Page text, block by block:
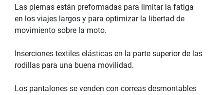
Las piernas están preformadas para limitar la fatiga
en los viajes largos y para optimizar la libertad de
movimiento sobre la moto.
Inserciones textiles elásticas en la parte superior de las
rodillas para una buena movilidad.
Los pantalones se venden con correas desmontables